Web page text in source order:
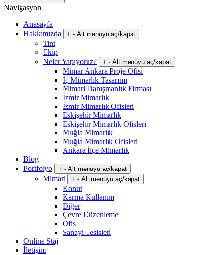
Navigasyon
Anasayfa
Hakkımızda
+ - Alt menüyü aç/kapat
Tint
Ekip
Neler Yapıyoruz?
+ - Alt menüyü aç/kapat
Mimar Ankara Proje Ofisi
İç Mimarlık Tasarımı
Mimari Danışmanlık Firması
İzmir Mimarlık
İzmir Mimarlık Ofisleri
Eskişehir Mimarlık
Eskişehir Mimarlık Ofisleri
Muğla Mimarlık
Muğla Mimarlık Ofisleri
Ankara İlçe Mimarlık
Blog
Portfolyo
+ - Alt menüyü aç/kapat
Mimari + - Alt menüyü aç/kapat
Konut
Karma Kullanım
Diğer
Çevre Düzenleme
Ofis
Sanayi Tesisleri
Online Staj
İletişim